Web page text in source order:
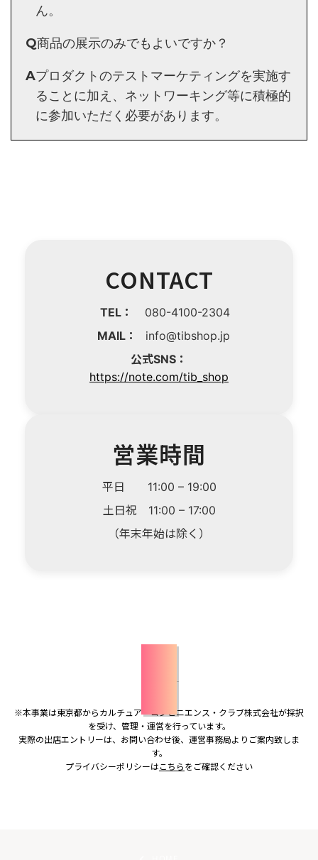
ん。
Q商品の展示のみでもよいですか？
Aプロダクトのテストマーケティングを実施す
ることに加え、ネットワーキング等に積極的
に参加いただく必要があります。
CONTACT
TEL：
080-4100-2304
MAIL：
info@tibshop.jp
公式SNS：
https://note.com/tib_shop
営業時間
平日 11:00 – 19:00
土日祝 11:00 – 17:00
（年末年始は除く）
お問い合わせはこちら
※本事業は東京都からカルチュア・コンビニエンス・クラブ株式会社が採択
を受け、管理・運営を行っています。
実際の出店エントリーは、お問い合わせ後、運営事務局よりご案内致しま
す。
プライバシーポリシーはこちらをご確認ください